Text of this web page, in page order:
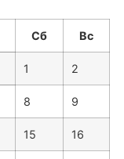
Сб Вс
1 2
8 9
15 16